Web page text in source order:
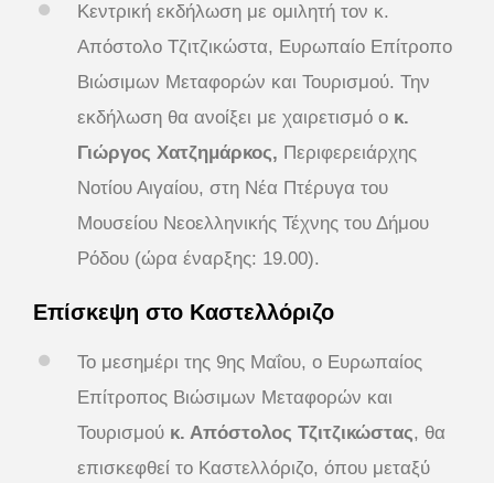
Κεντρική εκδήλωση με ομιλητή τον κ.
Απόστολο Τζιτζικώστα, Ευρωπαίο Επίτροπο
Βιώσιμων Μεταφορών και Τουρισμού. Την
εκδήλωση θα ανοίξει με χαιρετισμό ο κ.
Γιώργος Χατζημάρκος, Περιφερειάρχης
Νοτίου Αιγαίου, στη Νέα Πτέρυγα του
Μουσείου Νεοελληνικής Τέχνης του Δήμου
Ρόδου (ώρα έναρξης: 19.00).
Επίσκεψη στο Καστελλόριζο
Το μεσημέρι της 9ης Μαΐου, ο Ευρωπαίος
Επίτροπος Βιώσιμων Μεταφορών και
Τουρισμού κ. Απόστολος Τζιτζικώστας, θα
επισκεφθεί το Καστελλόριζο, όπου μεταξύ